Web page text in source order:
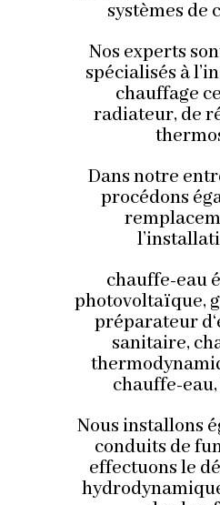
systèmes de
Nos experts
spécialisés à
chauffage
radiateur, de
Dans notre
procédons
chauffe-eau
photovoltaïque,
préparateur
sanitaire,
chauffe-
Nous installons
conduits de
effectuons le